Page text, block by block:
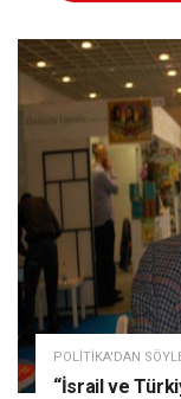
POLITIKA'DAN
“İsrail ve